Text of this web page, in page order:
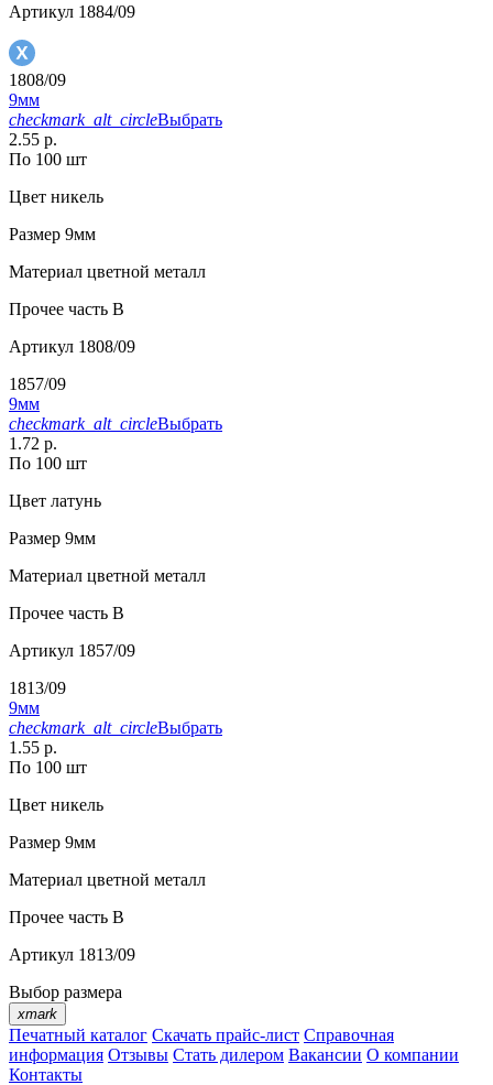
Артикул 1884/09
1808/09
9мм
checkmark_alt_circleВыбрать
2.55 р.
По 100 шт
Цвет никель
Размер 9мм
Материал цветной металл
Прочее часть В
Артикул 1808/09
1857/09
9мм
checkmark_alt_circleВыбрать
1.72 р.
По 100 шт
Цвет латунь
Размер 9мм
Материал цветной металл
Прочее часть В
Артикул 1857/09
1813/09
9мм
checkmark_alt_circleВыбрать
1.55 р.
По 100 шт
Цвет никель
Размер 9мм
Материал цветной металл
Прочее часть B
Артикул 1813/09
Выбор размера
xmark
Печатный каталог Скачать прайс-лист Справочная
информация Отзывы Стать дилером Вакансии О компании
Контакты